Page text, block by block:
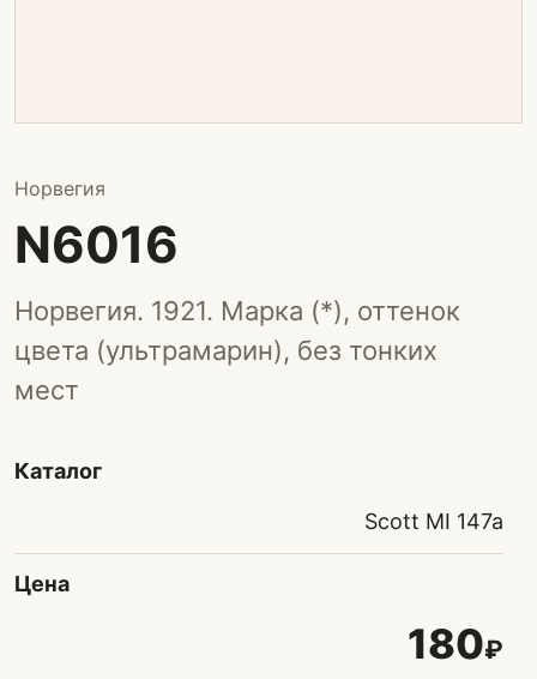
Норвегия
N6016
Норвегия. 1921. Марка (*), оттенок
цвета (ультрамарин), без тонких
мест
Каталог
Scott MI 147a
Цена
180₽